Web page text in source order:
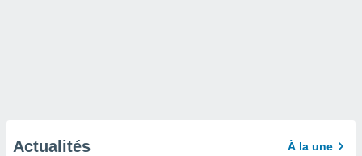
Actualités À la une